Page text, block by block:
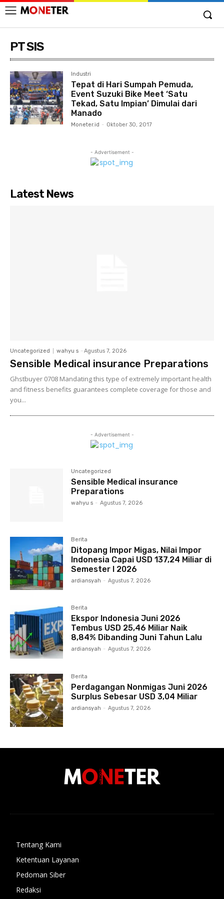
PT SIS
Industri
Tepat di Hari Sumpah Pemuda,
Event Suzuki Bike Meet ‘Satu
Tekad, Satu Impian’ Dimulai dari
Manado
Moneter.id - Oktober 30, 2017
- Advertisement -
Latest News
Uncategorized wahyu s - Agustus 7, 2026
Sensible Medical insurance Preparations
Ghstbuyer 0708 Mandating this type of extremely important health
and fitness benefits guarantees complete coverage for those and
you...
- Advertisement -
Uncategorized
Sensible Medical insurance
Preparations
wahyu s - Agustus 7, 2026
Berita
Ditopang Impor Migas, Nilai Impor
Indonesia Capai USD 137,24 Miliar di
Semester I 2026
ardiansyah - Agustus 7, 2026
Berita
Ekspor Indonesia Juni 2026
Tembus USD 25,46 Miliar Naik
8,84% Dibanding Juni Tahun Lalu
ardiansyah - Agustus 7, 2026
Berita
Perdagangan Nonmigas Juni 2026
Surplus Sebesar USD 3,04 Miliar
ardiansyah - Agustus 7, 2026
Tentang Kami
Ketentuan Layanan
Pedoman Siber
Redaksi